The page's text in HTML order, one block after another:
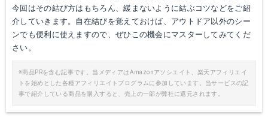
今回はその結び方はもちろん、緩まないように結ぶコツなどをご紹
介していきます。自在結びを覚えておけば、アウトドア以外のシー
ンでも便利に使えますので、ぜひこの機会にマスターしてみてくだ
さい。
※商品PRを含む記事です。当メディアはAmazonアソシエイト、楽天アフィリエイ
トを始めとした各種アフィリエイトプログラムに参加しています。当サービスの記
事で紹介している商品を購入すると、売上の一部が弊社に還元されます。